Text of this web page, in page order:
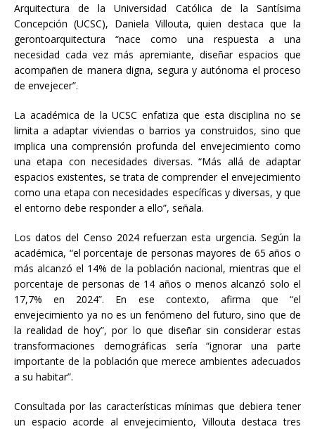
Arquitectura de la Universidad Católica de la Santísima
Concepción (UCSC), Daniela Villouta, quien destaca que la
gerontoarquitectura “nace como una respuesta a una
necesidad cada vez más apremiante, diseñar espacios que
acompañen de manera digna, segura y autónoma el proceso
de envejecer”.
La académica de la UCSC enfatiza que esta disciplina no se
limita a adaptar viviendas o barrios ya construidos, sino que
implica una comprensión profunda del envejecimiento como
una etapa con necesidades diversas. “Más allá de adaptar
espacios existentes, se trata de comprender el envejecimiento
como una etapa con necesidades específicas y diversas, y que
el entorno debe responder a ello”, señala.
Los datos del Censo 2024 refuerzan esta urgencia. Según la
académica, “el porcentaje de personas mayores de 65 años o
más alcanzó el 14% de la población nacional, mientras que el
porcentaje de personas de 14 años o menos alcanzó solo el
17,7% en 2024”. En ese contexto, afirma que “el
envejecimiento ya no es un fenómeno del futuro, sino que de
la realidad de hoy”, por lo que diseñar sin considerar estas
transformaciones demográficas sería “ignorar una parte
importante de la población que merece ambientes adecuados
a su habitar”.
Consultada por las características mínimas que debiera tener
un espacio acorde al envejecimiento, Villouta destaca tres